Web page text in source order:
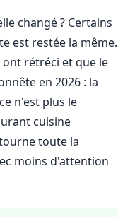
changé ? Certains
est restée la même.
rétréci et que le
en 2026 : la
n'est plus le
cuisine
toute la
moins d'attention